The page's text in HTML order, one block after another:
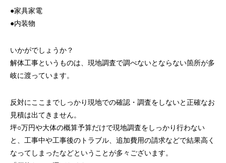
●家具家電
●内装物
いかがでしょうか？
解体工事というものは、現地調査で調べないとならない箇所が多
岐に渡っています。
反対にここまでしっかり現地での確認・調査をしないと正確なお
見積は出てきません。
坪○万円や大体の概算予算だけで現地調査をしっかり行わない
と、工事中や工事後のトラブル、追加費用の請求などで結果高く
なってしまったなどということが多々ございます。